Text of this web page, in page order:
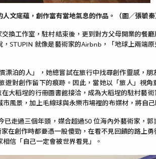
文底蘊，創作富有當地氣息的作品。（圖／張毓秦
換工作室，駐村結束後，更到對方父母開業的餐
STUPIN 就像是藝術家的Airbnb，「地球上兩端
漂泊的人」，她總嘗試在旅行中找尋創作靈感，
遊對創作留下的痕跡。因此，當她以「旅人」視
大稻埕的行冊圖書館接洽，成為大稻埕的駐村藝
風景，加上毛線球與永樂市場裡的布媒材，將自己
走過三個年頭，媒合超過50 位海內外藝術家，
在創作時都要憑一股傻勁，在看不見回饋的路上勇
信「自己一定會被世界看見」。